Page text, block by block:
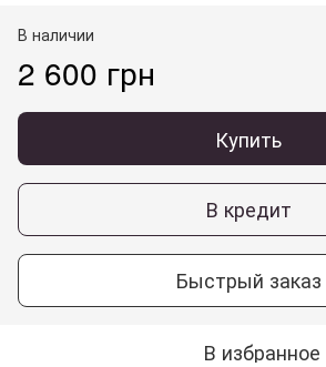
В наличии
2 600 грн
Купить
В кредит
Быстрый заказ
В избранное